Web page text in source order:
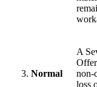
Normal
A
non-
loss